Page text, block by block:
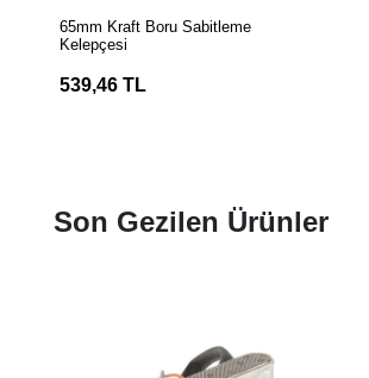
65mm Kraft Boru Sabitleme
Kelepçesi
539,46 TL
Son Gezilen Ürünler